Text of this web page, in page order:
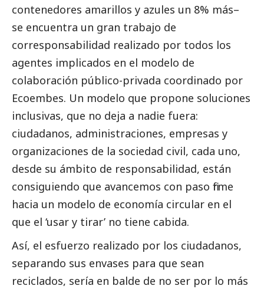
contenedores amarillos y azules un 8% más–
se encuentra un gran trabajo de
corresponsabilidad realizado por todos los
agentes implicados en el modelo de
colaboración público-privada coordinado por
Ecoembes. Un modelo que propone soluciones
inclusivas, que no deja a nadie fuera:
ciudadanos, administraciones, empresas y
organizaciones de la sociedad civil, cada uno,
desde su ámbito de responsabilidad, están
consiguiendo que avancemos con paso firme
hacia un modelo de economía circular en el
que el ‘usar y tirar’ no tiene cabida.
Así, el esfuerzo realizado por los ciudadanos,
separando sus envases para que sean
reciclados, sería en balde de no ser por lo más